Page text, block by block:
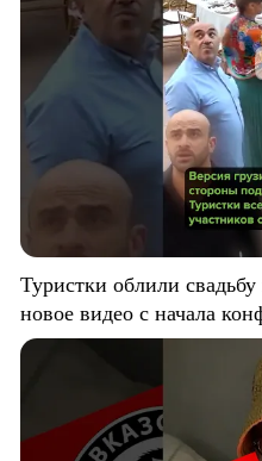
Туристки облили
новое видео с начала